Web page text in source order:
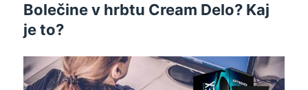
Bolečine v hrbtu Cream Delo? Kaj
je to?